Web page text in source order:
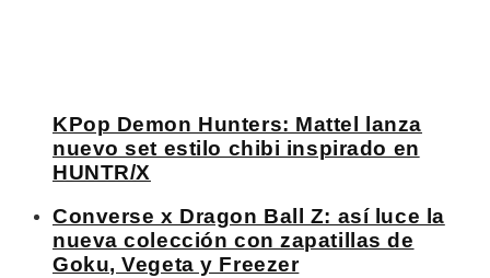
KPop Demon Hunters: Mattel lanza
nuevo set estilo chibi inspirado en
HUNTR/X
Converse x Dragon Ball Z: así luce la
nueva colección con zapatillas de
Goku, Vegeta y Freezer